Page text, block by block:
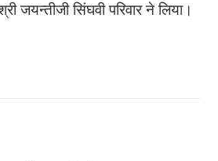
जयन्तीजी सिंघवी परिवार ने लिया।